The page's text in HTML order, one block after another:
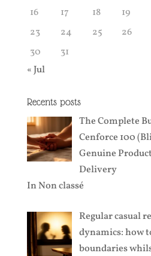
16
17 18 19
23
24 25 26
30
31
« Jul
Recents posts
The Complete
Cenforce 100
Genuine
Delivery
InNon classé
Regular casual
dynamics: how
boundaries